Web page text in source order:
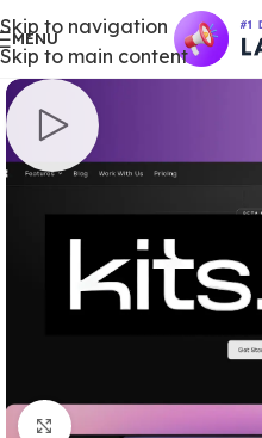
Skip to navigation
Skip to main content
MENU
Klik untuk